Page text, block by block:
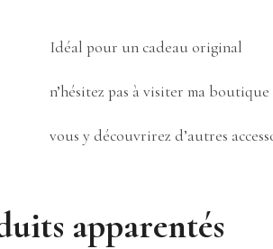
Idéal pour un cadeau original
n’hésitez pas à visiter ma boutique
vous y découvrirez d’autres
apparentés